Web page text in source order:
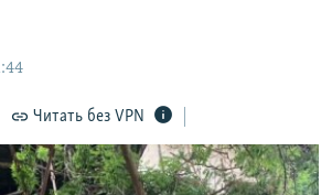
Читать без VPN